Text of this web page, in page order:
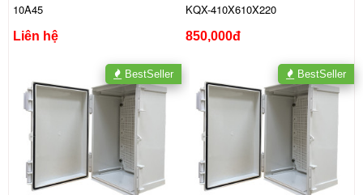
10A45
Liên hệ
KQX-410X610X220
850,000đ
BestSeller BestSeller